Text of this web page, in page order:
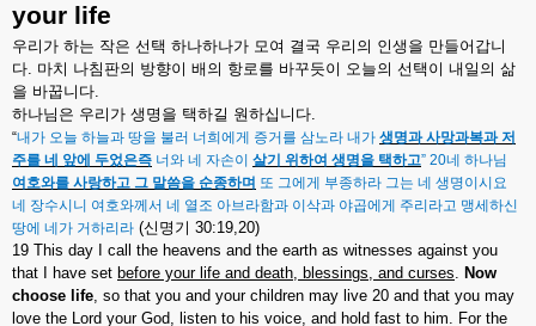
your life
우리가 하는 작은 선택 하나하나가 모여 결국 우리의 인생을 만들어갑니
다. 마치 나침판의 방향이 배의 항로를 바꾸듯이 오늘의 선택이 내일의 삶
을 바꿉니다.
하나님은 우리가 생명을 택하길 원하십니다.
“내가 오늘 하늘과 땅을 불러 너희에게 증거를 삼노라 내가 생명과 사망과복과 저
주를 네 앞에 두었은즉 너와 네 자손이 살기 위하여 생명을 택하고” 20네 하나님
여호와를 사랑하고 그 말씀을 순종하며 또 그에게 부종하라 그는 네 생명이시요
네 장수시니 여호와께서 네 열조 아브라함과 이삭과 야곱에게 주리라고 맹세하신
땅에 네가 거하리라 (신명기 30:19,20)
19 This day I call the heavens and the earth as witnesses against you
that I have set before your life and death, blessings, and curses. Now
choose life, so that you and your children may live 20 and that you may
love the Lord your God, listen to his voice, and hold fast to him. For the